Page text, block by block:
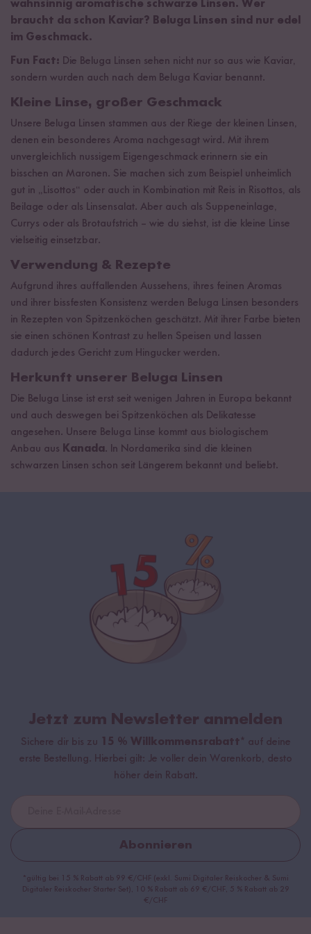
wahnsinnig aromatische schwarze Linsen. Wer
braucht da schon Kaviar? Beluga Linsen sind nur edel
im Geschmack.
Fun Fact: Die Beluga Linsen sehen nicht nur so aus wie Kaviar,
sondern wurden auch nach dem Beluga Kaviar benannt.
Kleine Linse, großer Geschmack
Unsere Beluga Linsen stammen aus der Riege der kleinen Linsen,
denen ein besonderes Aroma nachgesagt wird. Mit ihrem
unvergleichlich nussigem Eigengeschmack erinnern sie ein
bisschen an Maronen. Sie machen sich zum Beispiel unheimlich
gut in „Lisottos“ oder auch in Kombination mit Reis in Risottos, als
Beilage oder als Linsensalat. Aber auch als Suppeneinlage,
Currys oder als Brotaufstrich – wie du siehst, ist die kleine Linse
vielseitig einsetzbar.
Verwendung & Rezepte
Aufgrund ihres auffallenden Aussehens, ihres feinen Aromas
und ihrer bissfesten Konsistenz werden Beluga Linsen besonders
in Rezepten von Spitzenköchen geschätzt. Mit ihrer Farbe bieten
sie einen schönen Kontrast zu hellen Speisen und lassen
dadurch jedes Gericht zum Hingucker werden.
Herkunft unserer Beluga Linsen
Die Beluga Linse ist erst seit wenigen Jahren in Europa bekannt
und auch deswegen bei Spitzenköchen als Delikatesse
angesehen. Unsere Beluga Linse kommt aus biologischem
Anbau aus Kanada. In Nordamerika sind die kleinen
schwarzen Linsen schon seit Längerem bekannt und beliebt.
Jetzt zum Newsletter anmelden
Sichere dir bis zu 15 % Willkommensrabatt* auf deine
erste Bestellung. Hierbei gilt: Je voller dein Warenkorb, desto
höher dein Rabatt.
Abonnieren
*gültig bei 15 % Rabatt ab 99 €/CHF (exkl. Sumi Digitaler Reiskocher & Sumi
Digitaler Reiskocher Starter Set), 10 % Rabatt ab 69 €/CHF, 5 % Rabatt ab 29
€/CHF